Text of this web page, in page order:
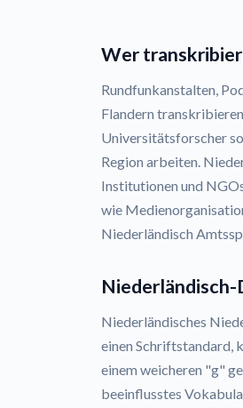
Wer
Rundfunkanstalten,
Flandern
Universitätsforscher
Region arbeiten.
Institutionen und
wie
Niederländisch
Niederländisches
einen Schriftstandard,
einem weicheren "g"
beeinflusstes